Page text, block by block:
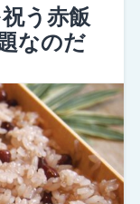
う赤飯
なのだ